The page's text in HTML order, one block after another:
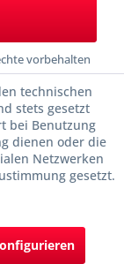
vorbehalten
technischen
stets gesetzt
bei Benutzung
dienen oder die
Netzwerken
gesetzt.